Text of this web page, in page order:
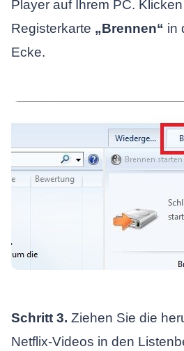
Player auf Ihrem PC.
Registerkarte „Brennen“ in
Ecke.
Schritt 3. Ziehen Sie die
Netflix-Videos in den